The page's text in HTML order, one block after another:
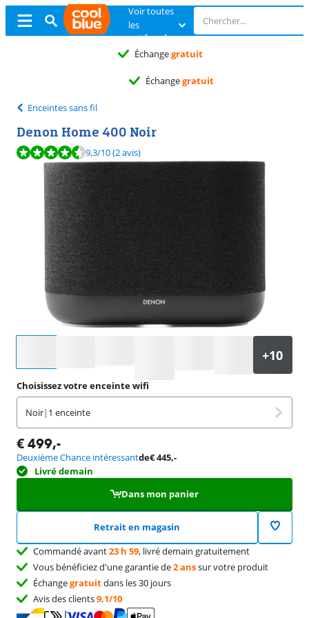
Voir toutes
les
catégories
Échangegratuit
Échangegratuit
Enceintes sans fil
Denon Home 400 Noir
La note est de 9,3 sur 10, basée sur 2 avis.
9,3/10(2 avis)
Choisissez votre enceinte wifi
Noir| 1 enceinte
€ 499,-
Deuxième Chance intéressantde€445,-
Livré demain
Dans mon panier
Retrait en magasin
Commandé avant23 h 59, livré demain gratuitement
Vous bénéficiez d'une garantie de2 anssur votre produit
Échangegratuitdans les 30 jours
Avis des clients9,1/10